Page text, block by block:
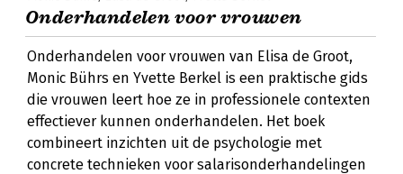
Onderhandelen voor vrouwen
Onderhandelen voor vrouwen van Elisa de Groot,
Monic Bührs en Yvette Berkel is een praktische gids
die vrouwen leert hoe ze in professionele contexten
effectiever kunnen onderhandelen. Het boek
combineert inzichten uit de psychologie met
concrete technieken voor salarisonderhandelingen